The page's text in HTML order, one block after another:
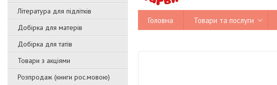
Література для підлітків
Добірка для матерів
Добірка для татів
Товари з акціями
Розпродаж (книги рос.мовою)
Головна Товари та послуги